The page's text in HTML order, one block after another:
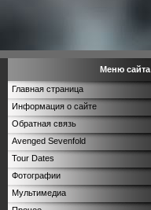
Меню сайта
Главная страница
Информация о сайте
Обратная связь
Avenged Sevenfold
Tour Dates
Фотографии
Мультимедиа